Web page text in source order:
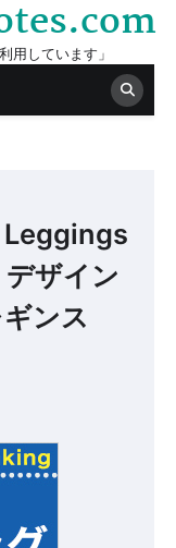
用しています」
Leggings
ザイン
ンス